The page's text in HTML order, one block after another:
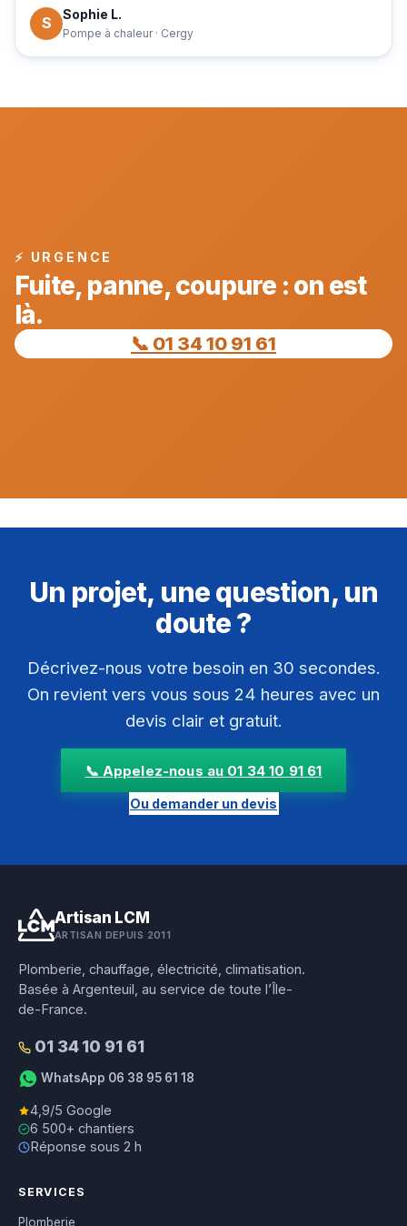
S Sophie L.
Pompe à chaleur · Cergy
⚡ URGENCE
Fuite, panne, coupure : on est
là.
📞 01 34 10 91 61
Un projet, une question, un
doute ?
Décrivez-nous votre besoin en 30 secondes.
On revient vers vous sous 24 heures avec un
devis clair et gratuit.
📞 Appelez-nous au 01 34 10 91 61
Ou demander un devis
Artisan LCM
ARTISAN DEPUIS 2011
Plomberie, chauffage, électricité, climatisation.
Basée à Argenteuil, au service de toute l’Île-
de-France.
01 34 10 91 61
WhatsApp 06 38 95 61 18
4,9/5 Google
6 500+ chantiers
Réponse sous 2 h
SERVICES
Plomberie